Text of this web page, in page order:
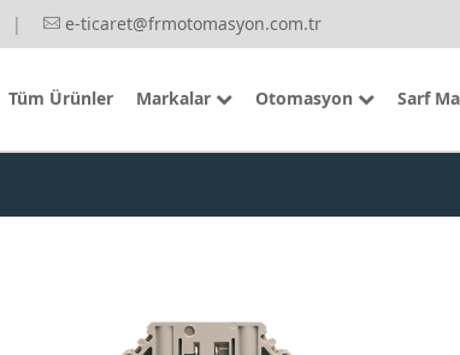
| e-ticaret@frmotomasyon.com.tr
Tüm Ürünler Markalar Otomasyon Sarf